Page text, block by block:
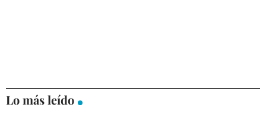
Lo más leído